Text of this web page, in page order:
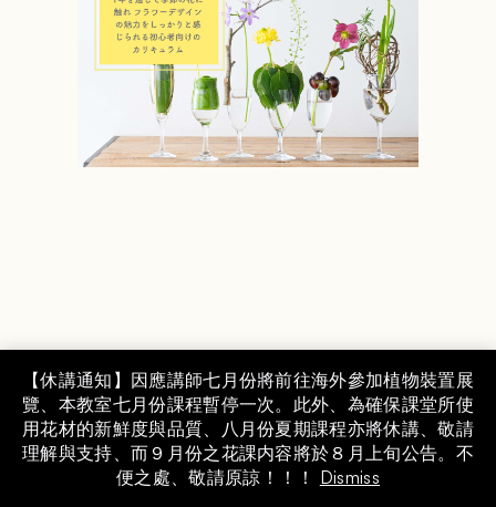
【休講通知】因應講師七月份將前往海外參加植物裝置展
覽、本教室七月份課程暫停一次。此外、為確保課堂所使
用花材的新鮮度與品質、八月份夏期課程亦將休講、敬請
理解與支持、而９月份之花課内容將於８月上旬公告。不
便之處、敬請原諒！！！ Dismiss
Instagram
COPYRIGHT © MAMI FLOWER DESIGN SCHOOL,
INC. GROUP.